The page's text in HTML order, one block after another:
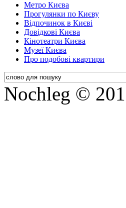
Метро Києва
Прогулянки по Києву
Відпочинок в Києві
Довідкові Києва
Кінотеатри Києва
Музеї Києва
Про подобові квартири
Nochleg ©